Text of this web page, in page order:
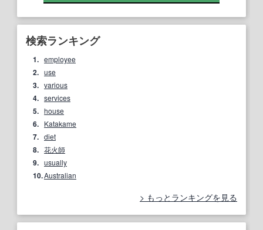
検索ランキング
1. employee
2. use
3. various
4. services
5. house
6. Katakame
7. diet
8. 花火師
9. usually
10.Australian
もっとランキングを見る